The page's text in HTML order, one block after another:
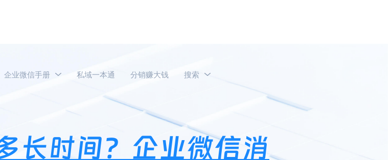
企业微信手册 私域一本通 分销赚大钱 搜索
息记录保存多长时间？企业微信消息记录怎么删除？
长时间？企业微信消